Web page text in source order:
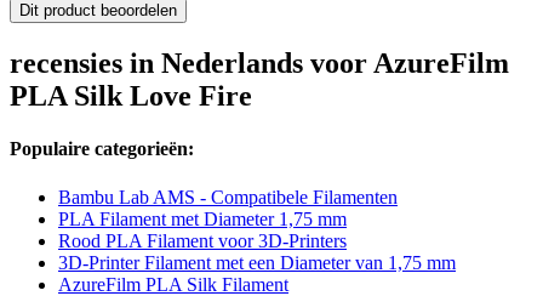
Dit product beoordelen
recensies in Nederlands voor AzureFilm
PLA Silk Love Fire
Populaire categorieën:
Bambu Lab AMS - Compatibele Filamenten
PLA Filament met Diameter 1,75 mm
Rood PLA Filament voor 3D-Printers
3D-Printer Filament met een Diameter van 1,75 mm
AzureFilm PLA Silk Filament